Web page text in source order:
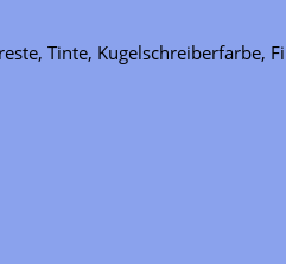
Tinte, Kugelschreiberfarbe,